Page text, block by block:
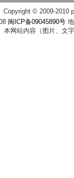
Copyright © 2009-2010
闽ICP备09045890号地
本网站内容（图片、文